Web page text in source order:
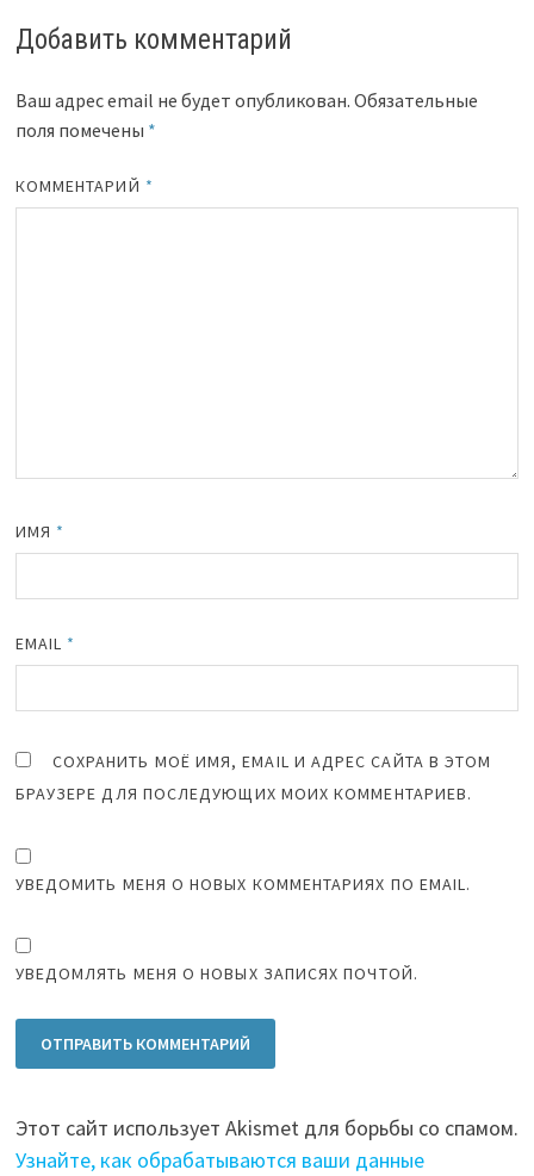
Добавить комментарий
Ваш адрес email не будет опубликован. Обязательные
поля помечены *
КОММЕНТАРИЙ *
ИМЯ *
EMAIL *
СОХРАНИТЬ МОЁ ИМЯ, EMAIL И АДРЕС САЙТА В ЭТОМ
БРАУЗЕРЕ ДЛЯ ПОСЛЕДУЮЩИХ МОИХ КОММЕНТАРИЕВ.
УВЕДОМИТЬ МЕНЯ О НОВЫХ КОММЕНТАРИЯХ ПО EMAIL.
УВЕДОМЛЯТЬ МЕНЯ О НОВЫХ ЗАПИСЯХ ПОЧТОЙ.
Этот сайт использует Akismet для борьбы со спамом.
Узнайте, как обрабатываются ваши данные